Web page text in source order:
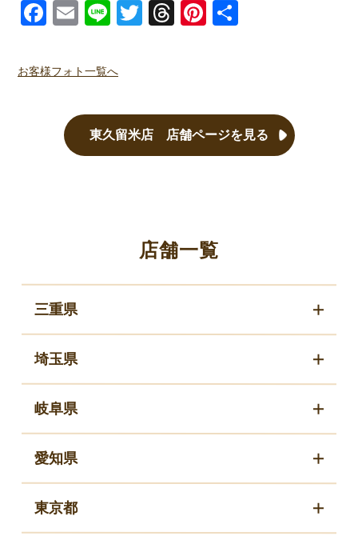
FacebookEmail Line Twitter Threads Pinterest
お客様フォト一覧へ
東久留米店 店舗ページを見る
店舗一覧
三重県
埼玉県
岐阜県
愛知県
東京都